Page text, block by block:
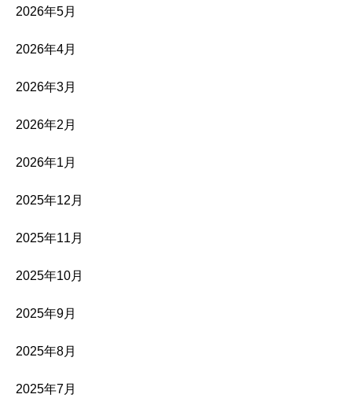
2026年5月
2026年4月
2026年3月
2026年2月
2026年1月
2025年12月
2025年11月
2025年10月
2025年9月
2025年8月
2025年7月